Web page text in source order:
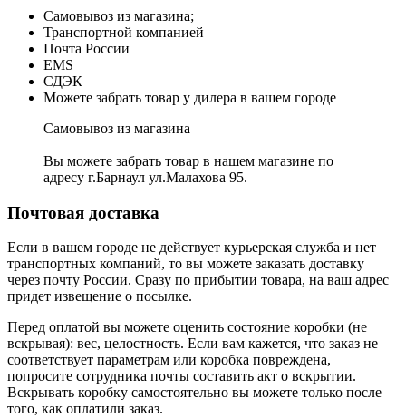
Самовывоз из магазина;
Транспортной компанией
Почта России
EMS
СДЭК
Можете забрать товар у дилера в вашем городе
Самовывоз из магазина
Вы можете забрать товар в нашем магазине по
адресу г.Барнаул ул.Малахова 95.
Почтовая доставка
Если в вашем городе не действует курьерская служба и нет
транспортных компаний, то вы можете заказать доставку
через почту России. Сразу по прибытии товара, на ваш адрес
придет извещение о посылке.
Перед оплатой вы можете оценить состояние коробки (не
вскрывая): вес, целостность. Если вам кажется, что заказ не
соответствует параметрам или коробка повреждена,
попросите сотрудника почты составить акт о вскрытии.
Вскрывать коробку самостоятельно вы можете только после
того, как оплатили заказ.